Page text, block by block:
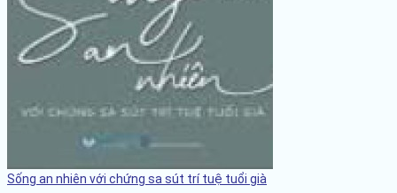
Sống an nhiên với chứng sa sút trí tuệ tuổi già